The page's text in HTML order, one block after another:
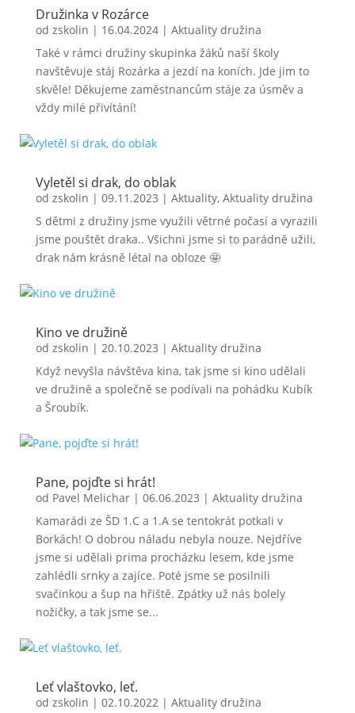
Družinka v Rozárce
od zskolin | 16.04.2024| Aktuality družina
Také v rámci družiny skupinka žáků naší školy
navštěvuje stáj Rozárka a jezdí na koních. Jde jim to
skvěle! Děkujeme zaměstnancům stáje za úsměv a
vždy milé přivítání!
Vyletěl si drak, do oblak
od zskolin | 09.11.2023 | Aktuality, Aktuality družina
S dětmi z družiny jsme využili větrné počasí a vyrazili
jsme pouštět draka.. Všichni jsme si to parádně užili,
drak nám krásně létal na obloze 🤩
Kino ve družině
od zskolin | 20.10.2023 | Aktuality družina
Když nevyšla návštěva kina, tak jsme si kino udělali
ve družině a společně se podívali na pohádku Kubík
a Šroubík.
Pane, pojďte si hrát!
od Pavel Melichar| 06.06.2023 | Aktuality družina
Kamarádi ze ŠD 1.C a 1.A se tentokrát potkali v
Borkách! O dobrou náladu nebyla nouze. Nejdříve
jsme si udělali prima procházku lesem, kde jsme
zahlédli srnky a zajíce. Poté jsme se posilnili
svačinkou a šup na hřiště. Zpátky už nás bolely
nožičky, a tak jsme se...
Leť vlaštovko, leť.
od zskolin | 02.10.2022 | Aktuality družina